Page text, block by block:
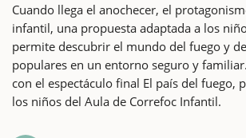
Cuando llega el anochecer, el
infantil, una propuesta adaptada a los
permite descubrir el mundo del fuego y
populares en un entorno seguro y
con el espectáculo final El país del fuego,
los niños del Aula de Correfoc Infantil.